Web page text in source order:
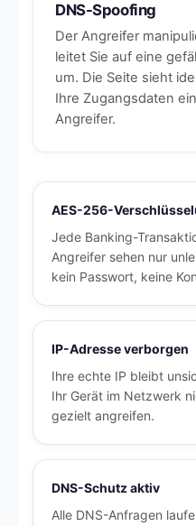
DNS-Spoofing
Der Angreifer
leitet Sie auf eine
um. Die Seite sieht
Ihre Zugangsdaten
Angreifer.
AES-256-
Jede Banking-
Angreifer sehen nur
kein Passwort, keine
IP-Adresse verborgen
Ihre echte IP bleibt
Ihr Gerät im Netzwerk
gezielt angreifen.
DNS-Schutz aktiv
Alle DNS-Anfragen